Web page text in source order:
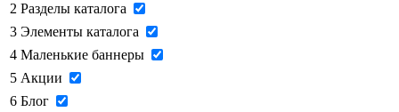
2 Разделы каталога
3 Элементы каталога
4 Маленькие баннеры
5 Акции
6 Блог